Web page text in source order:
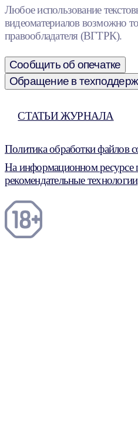
Любое использование
видеоматериалов возможно
правообладателя (ВГТРК).
Сообщить об опечатке
Обращение в
СТАТЬИ ЖУРНАЛА
Политика обработки файлов
На информационном ресурсе
рекомендательные технологии